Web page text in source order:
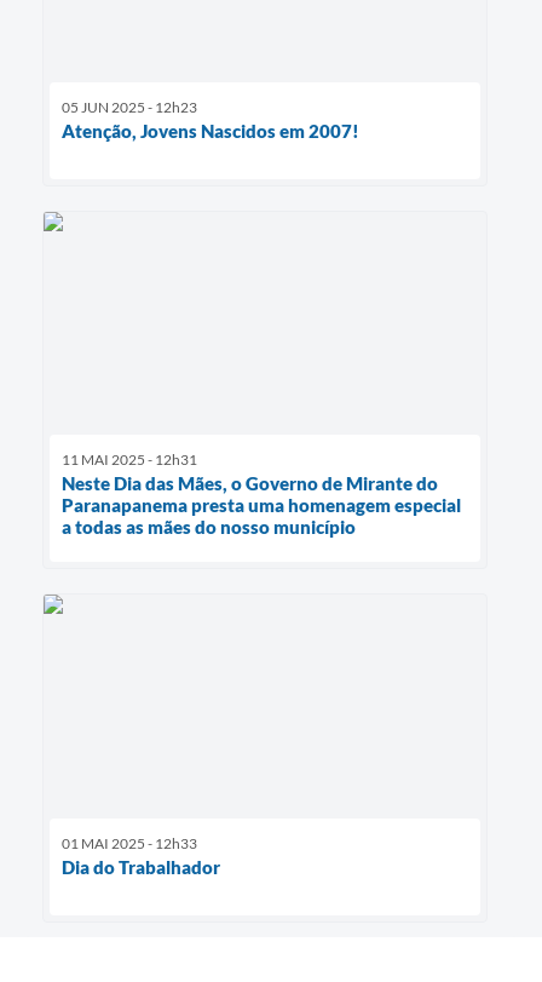
05 JUN 2025 - 12h23
Atenção, Jovens Nascidos em 2007!
11 MAI 2025 - 12h31
Neste Dia das Mães, o Governo de Mirante do
Paranapanema presta uma homenagem especial
a todas as mães do nosso município
01 MAI 2025 - 12h33
Dia do Trabalhador